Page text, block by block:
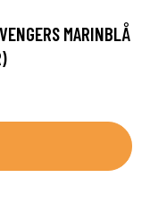
MARINBLÅ